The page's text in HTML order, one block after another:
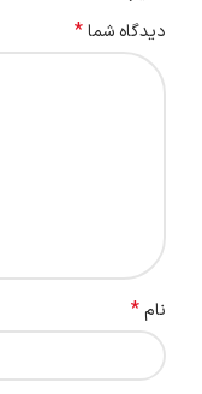
دیدگاه شما*
نام*